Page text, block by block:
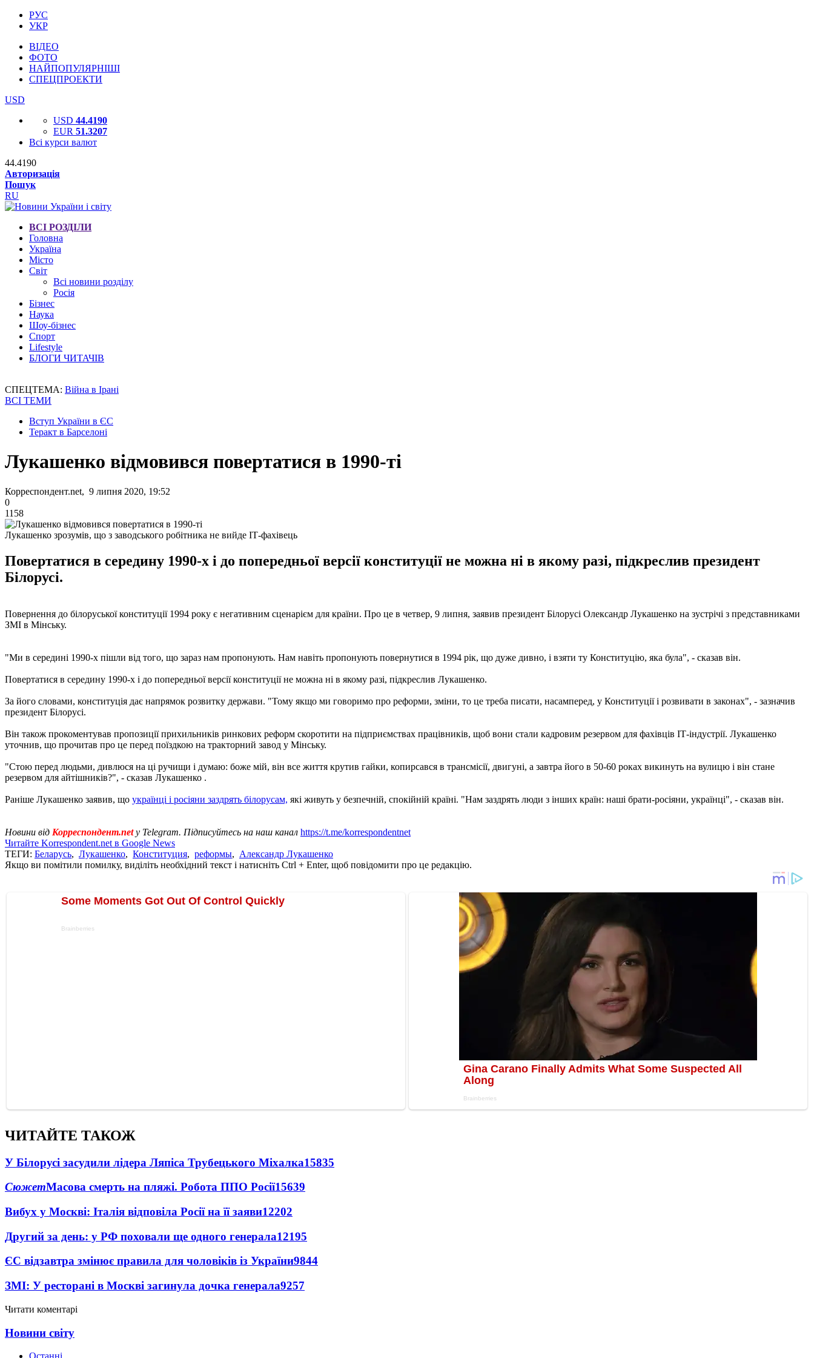
РУС
УКР
ВІДЕО
ФОТО
НАЙПОПУЛЯРНІШІ
СПЕЦПРОЕКТИ
USD
USD 44.4190
EUR 51.3207
Всі курси валют
44.4190
Авторизація
Пошук
RU
ВСІ РОЗДІЛИ
Головна
Україна
Місто
Світ
Всі новини розділу
Росія
Бізнес
Наука
Шоу-бізнес
Спорт
Lifestyle
БЛОГИ ЧИТАЧІВ
СПЕЦТЕМА: Війна в Ірані
ВСІ ТЕМИ
Вступ України в ЄС
Теракт в Барселоні
Лукашенко відмовився повертатися в 1990-ті
Корреспондент.net, 9 липня 2020, 19:52
0
1158
Лукашенко зрозумів, що з заводського робітника не вийде ІТ-фахівець
Повертатися в середину 1990-х і до попередньої версії конституції не можна ні в якому разі, підкреслив президент
Білорусі.
Повернення до білоруської конституції 1994 року є негативним сценарієм для країни. Про це в четвер, 9 липня, заявив президент Білорусі Олександр Лукашенко на зустрічі з представниками
ЗМІ в Мінську.
"Ми в середині 1990-х пішли від того, що зараз нам пропонують. Нам навіть пропонують повернутися в 1994 рік, що дуже дивно, і взяти ту Конституцію, яка була", - сказав він.
Повертатися в середину 1990-х і до попередньої версії конституції не можна ні в якому разі, підкреслив Лукашенко.
За його словами, конституція дає напрямок розвитку держави. "Тому якщо ми говоримо про реформи, зміни, то це треба писати, насамперед, у Конституції і розвивати в законах", - зазначив
президент Білорусі.
Він також прокоментував пропозиції прихильників ринкових реформ скоротити на підприємствах працівників, щоб вони стали кадровим резервом для фахівців ІТ-індустрії. Лукашенко
уточнив, що прочитав про це перед поїздкою на тракторний завод у Мінську.
"Стою перед людьми, дивлюся на ці ручищи і думаю: боже мій, він все життя крутив гайки, копирсався в трансмісії, двигуні, а завтра його в 50-60 роках викинуть на вулицю і він стане
резервом для айтішників?", - сказав Лукашенко .
Раніше Лукашенко заявив, що українці і росіяни заздрять білорусам, які живуть у безпечній, спокійній країні. "Нам заздрять люди з інших країн: наші брати-росіяни, українці", - сказав він.
Новини від Корреспондент.net у Telegram. Підписуйтесь на наш канал https://t.me/korrespondentnet
Читайте Korrespondent.net в Google News
ТЕГИ: Беларусь, Лукашенко, Конституция, реформы, Александр Лукашенко
Якщо ви помітили помилку, виділіть необхідний текст і натисніть Ctrl + Enter, щоб повідомити про це редакцію.
ЧИТАЙТЕ ТАКОЖ
У Білорусі засудили лідера Ляпіса Трубецького Міхалка15835
СюжетМасова смерть на пляжі. Робота ППО Росії15639
Вибух у Москві: Італія відповіла Росії на її заяви12202
Другий за день: у РФ поховали ще одного генерала12195
ЄС відзавтра змінює правила для чоловіків із України9844
ЗМІ: У ресторані в Москві загинула дочка генерала9257
Читати коментарі
Новини світу